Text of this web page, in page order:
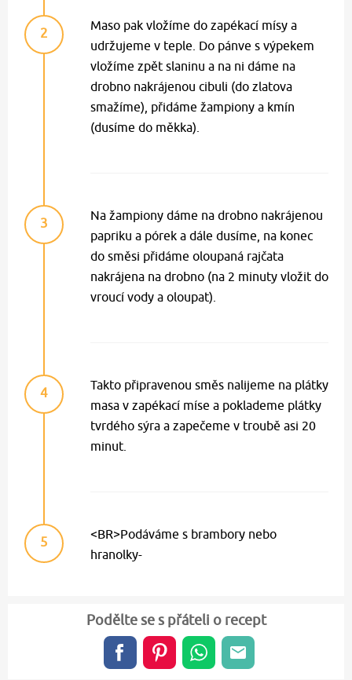
2
Maso pak vložíme do zapékací mísy a
udržujeme v teple. Do pánve s výpekem
vložíme zpět slaninu a na ni dáme na
drobno nakrájenou cibuli (do zlatova
smažíme), přidáme žampiony a kmín
(dusíme do měkka).
3
Na žampiony dáme na drobno nakrájenou
papriku a pórek a dále dusíme, na konec
do směsi přidáme oloupaná rajčata
nakrájena na drobno (na 2 minuty vložit do
vroucí vody a oloupat).
4
Takto připravenou směs nalijeme na plátky
masa v zapékací míse a poklademe plátky
tvrdého sýra a zapečeme v troubě asi 20
minut.
5
<BR>Podáváme s brambory nebo
hranolky-
Podělte se s přáteli o recept